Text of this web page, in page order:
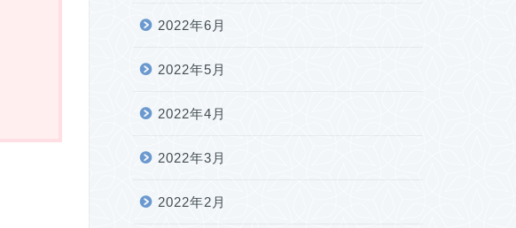
2022年6月
2022年5月
2022年4月
2022年3月
2022年2月